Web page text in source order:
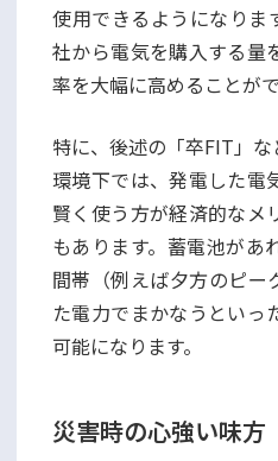
使用できるようになりま
社から電気を購入する量
率を大幅に高めることがで
特に、後述の「卒FIT」
環境下では、発電した電
賢く使う方が経済的なメ
もあります。蓄電池があ
間帯（例えば夕方のピー
た電力でまかなうといっ
可能になります。
災害時の心強い味方